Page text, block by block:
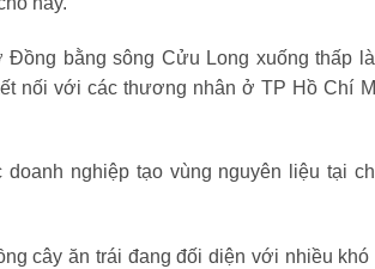
bằng sông Cửu Long xuống thấp
nối với các thương nhân ở TP Hồ Chí
nghiệp tạo vùng nguyên liệu tại
cây ăn trái đang đối diện với nhiều khó